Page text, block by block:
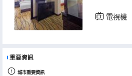
電視機
重要資訊
城市重要資訊